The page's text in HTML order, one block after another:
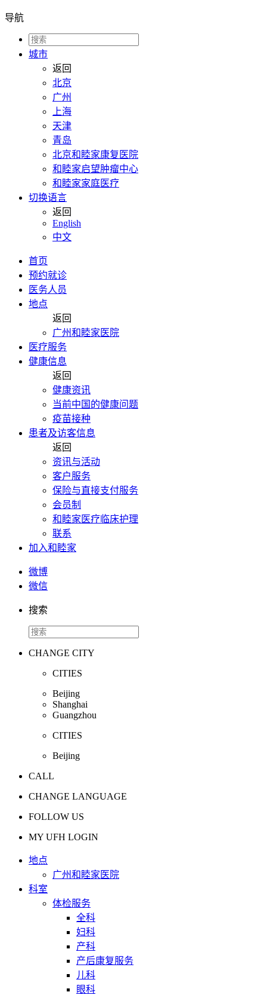
导航
城市
返回
北京
广州
上海
天津
青岛
北京和睦家康复医院
和睦家启望肿瘤中心
和睦家家庭医疗
切换语言
返回
English
中文
首页
预约就诊
医务人员
地点
返回
广州和睦家医院
医疗服务
健康信息
返回
健康资讯
当前中国的健康问题
疫苗接种
患者及访客信息
返回
资讯与活动
客户服务
保险与直接支付服务
会员制
和睦家医疗临床护理
联系
加入和睦家
微博
微信
搜索
CHANGE CITY
CITIES
Beijing
Shanghai
Guangzhou
CITIES
Beijing
CALL
CHANGE LANGUAGE
FOLLOW US
MY UFH LOGIN
地点
广州和睦家医院
科室
体检服务
全科
妇科
产科
产后康复服务
儿科
眼科